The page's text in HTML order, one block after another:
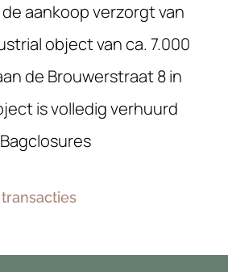
aankoop verzorgt van
object van ca. 7.000
de Brouwerstraat 8 in
is volledig verhuurd